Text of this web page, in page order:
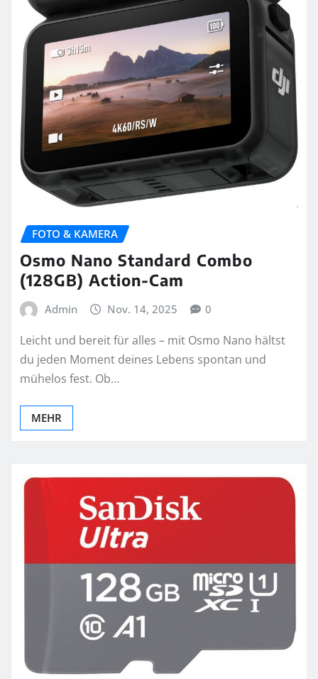
FOTO & KAMERA
Osmo Nano Standard Combo
(128GB) Action-Cam
Admin Nov. 14, 2025 0
Leicht und bereit für alles – mit Osmo Nano hältst
du jeden Moment deines Lebens spontan und
mühelos fest. Ob…
MEHR